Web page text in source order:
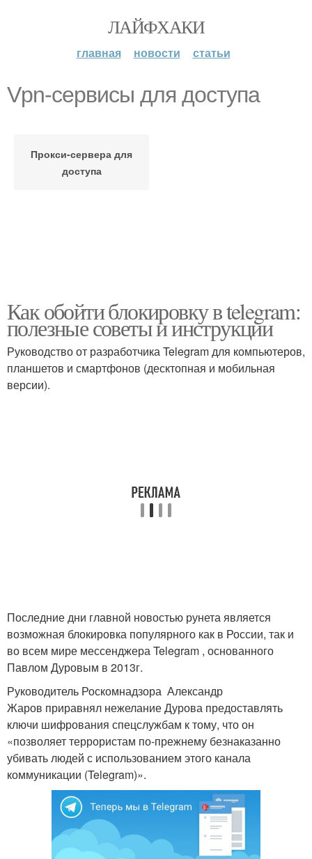
ЛАЙФХАКИ
главная новости статьи
Vpn-сервисы для доступа
Прокси-сервера для
доступа
Как обойти блокировку в telegram:
полезные советы и инструкции
Руководство от разработчика Telegram для компьютеров,
планшетов и смартфонов (десктопная и мобильная
версии).
Последние дни главной новостью рунета является
возможная блокировка популярного как в России, так и
во всем мире мессенджера Telegram , основанного
Павлом Дуровым в 2013г.
Руководитель Роскомнадзора Александр
Жаров приравнял нежелание Дурова предоставлять
ключи шифрования спецслужбам к тому, что он
«позволяет террористам по-прежнему безнаказанно
убивать людей с использованием этого канала
коммуникации (Telegram)».